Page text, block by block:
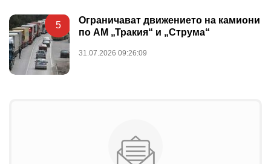
5
Ограничават движението на камиони
по АМ „Тракия“ и „Струма“
31.07.2026 09:26:09